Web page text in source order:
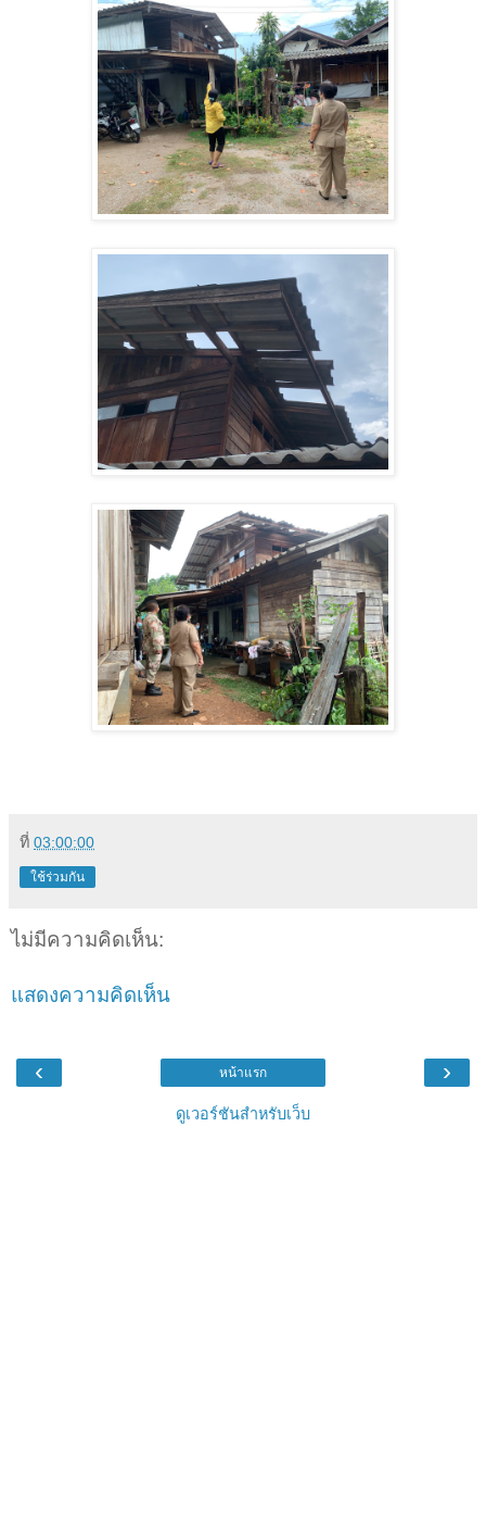
ที่ 03:00:00
ใช้ร่วมกัน
ไม่มีความคิดเห็น:
แสดงความคิดเห็น
‹ ›
หน้าแรก
ดูเวอร์ชันสำหรับเว็บ